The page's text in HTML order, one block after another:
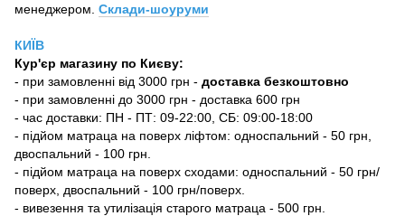
менеджером. Склади-шоуруми
КИЇВ
Кур'єр магазину по Києву:
- при замовленні від 3000 грн - доставка безкоштовно
- при замовленні до 3000 грн - доставка 600 грн
- час доставки: ПН - ПТ: 09-22:00, СБ: 09:00-18:00
- підйом матраца на поверх ліфтом: односпальний - 50 грн,
двоспальний - 100 грн.
- підйом матраца на поверх сходами: односпальний - 50 грн/
поверх, двоспальний - 100 грн/поверх.
- вивезення та утилізація старого матраца - 500 грн.